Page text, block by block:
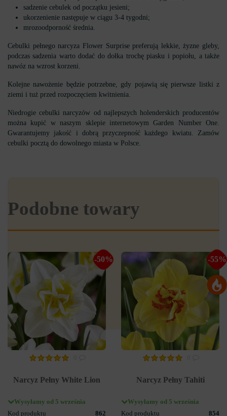
sadzenie cebulek od początku jesieni;
ukorzenienie następuje w ciągu 3-4 tygodni;
mrozoodporność średnia.
Cebulki pełnego narcyza Flower Surprise preferują lekkie, żyzne gleby,
podczas sadzenia warto dodać do dołka trochę piasku i popiołu, a także
nawóz na wzrost korzeni.
Kolejne nawożenie będzie potrzebne, gdy pojawią się pierwsze listki z
ziemi i tuż przed rozpoczęciem kwitnienia.
Niedrogie cebulki narcyzów od najlepszych holenderskich producentów
można kupić w naszym sklepie internetowym Garden Number One.
Gwarantujemy jakość i dobrą przyczepność każdego kwiatu. Zamów
cebulki pocztą do dowolnego miasta w Polsce.
Podobne towary
-50%
Narcyz Pełny White Lion
Wysyłamy od 5 września
Kod produktu
862
-55%
Narcyz Pełny Tahiti
Wysyłamy od 5 września
Kod produktu
854